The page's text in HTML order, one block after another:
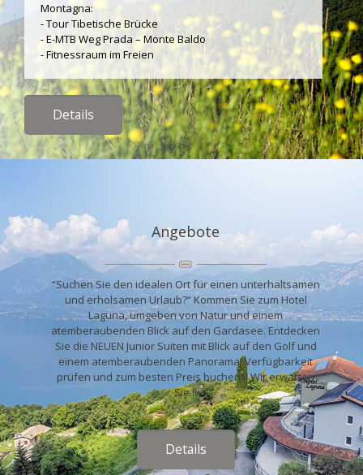
Montagna:
- Tour Tibetische Brücke
- E-MTB Weg Prada – Monte Baldo
- Fitnessraum im Freien
Details
Angebote
“Suchen Sie den idealen Ort für einen unterhaltsamen
und erholsamen Urlaub?“ Kommen Sie zum Hotel
Laguna, umgeben von Natur und einem
atemberaubenden Blick auf den Gardasee. Entdecken
Sie die NEUEN Junior Suiten mit Blick auf den Golf und
einem atemberaubenden Panorama! Verfügbarkeit
prüfen und zum besten Preis buchen!!! Wir erwarten
Sie !!
Details